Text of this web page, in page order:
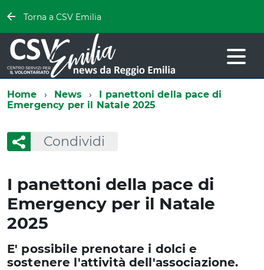
Torna a CSV Emilia
Home News
I panettoni della pace di
Emergency per il Natale 2025
I panettoni della pace di
Emergency per il Natale
2025
E' possibile prenotare i dolci e
sostenere l'attività dell'associazione.
Condividi